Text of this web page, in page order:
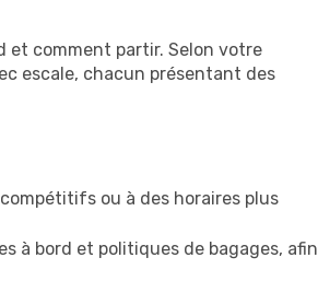
et comment partir. Selon votre
escale, chacun présentant des
ou à des horaires plus
à bord et politiques de bagages, afin